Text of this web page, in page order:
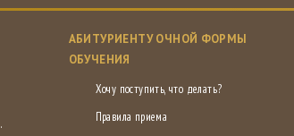
АБИТУРИЕНТУ ОЧНОЙ ФОРМЫ
ОБУЧЕНИЯ
Хочу поступить, что делать?
Правила приема